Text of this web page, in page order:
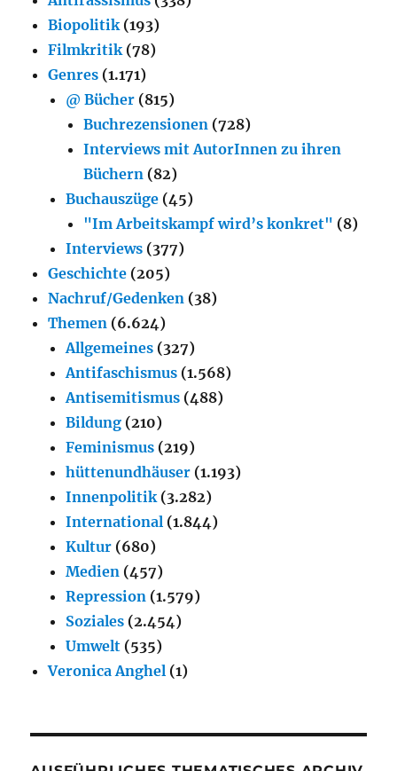
Biopolitik (193)
Filmkritik (78)
Genres (1.171)
@ Bücher (815)
Buchrezensionen (728)
Interviews mit AutorInnen zu ihren
Büchern (82)
Buchauszüge (45)
"Im Arbeitskampf wird’s konkret" (8)
Interviews (377)
Geschichte (205)
Nachruf/Gedenken (38)
Themen (6.624)
Allgemeines (327)
Antifaschismus (1.568)
Antisemitismus (488)
Bildung (210)
Feminismus (219)
hüttenundhäuser (1.193)
Innenpolitik (3.282)
International (1.844)
Kultur (680)
Medien (457)
Repression (1.579)
Soziales (2.454)
Umwelt (535)
Veronica Anghel (1)